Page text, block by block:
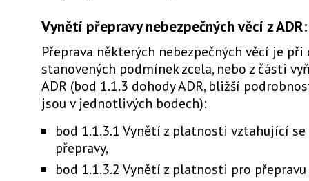
Vynětí přepravy nebezpečných věcí z ADR:
Přeprava některých nebezpečných věcí je
stanovených podmínek zcela, nebo z části
ADR (bod 1.1.3 dohody ADR, bližší
jsou v jednotlivých bodech):
bod 1.1.3.1 Vynětí z platnosti vztahující se
přepravy,
bod 1.1.3.2 Vynětí z platnosti pro